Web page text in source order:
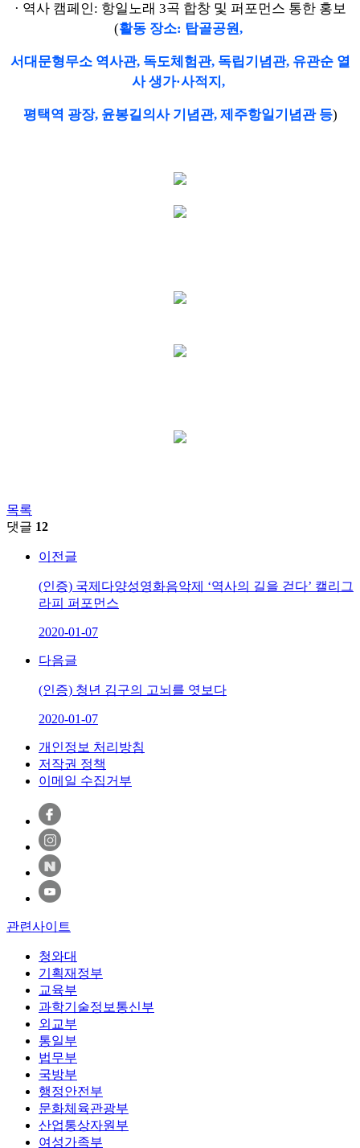
· 역사 캠페인: 항일노래 3곡 합창 및 퍼포먼스 통한 홍보
(활동 장소: 탑골공원,
서대문형무소 역사관, 독도체험관, 독립기념관, 유관순 열
사 생가·사적지 ,
평택역 광장, 윤봉길의사 기념관, 제주항일기념관 등)
목록
댓글 12
이전글
(인증) 국제다양성영화음악제 ‘역사의 길을 걷다’ 캘리그
라피 퍼포먼스
2020-01-07
다음글
(인증) 청년 김구의 고뇌를 엿보다
2020-01-07
개인정보 처리방침
저작권 정책
이메일 수집거부
관련사이트
청와대
기획재정부
교육부
과학기술정보통신부
외교부
통일부
법무부
국방부
행정안전부
문화체육관광부
산업통상자원부
여성가족부